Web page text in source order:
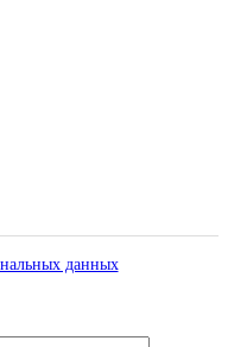
данных